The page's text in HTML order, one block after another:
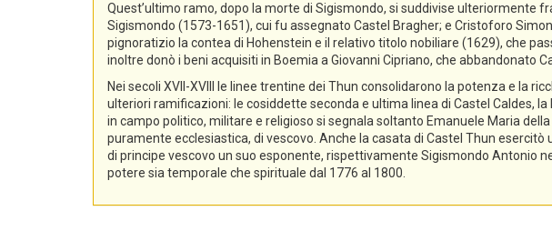
Quest’ultimo ramo, dopo la morte di Sigismondo, si suddivise ulteriormente
Sigismondo (1573-1651), cui fu assegnato Castel Bragher; e Cristoforo
pignoratizio la contea di Hohenstein e il relativo titolo nobiliare (1629), che
inoltre donò i beni acquisiti in Boemia a Giovanni Cipriano, che abbandonato
Nei secoli XVII-XVIII le linee trentine dei Thun consolidarono la potenza e la
ulteriori ramificazioni: le cosiddette seconda e ultima linea di Castel Caldes,
in campo politico, militare e religioso si segnala soltanto Emanuele Maria
puramente ecclesiastica, di vescovo. Anche la casata di Castel Thun
di principe vescovo un suo esponente, rispettivamente Sigismondo Antonio
potere sia temporale che spirituale dal 1776 al 1800.